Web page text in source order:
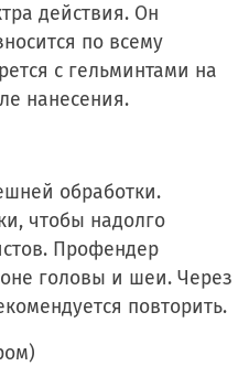
действия. Он
по всему
с гельминтами на
нанесения.
обработки.
чтобы надолго
Профендер
головы и шеи. Через
повторить.